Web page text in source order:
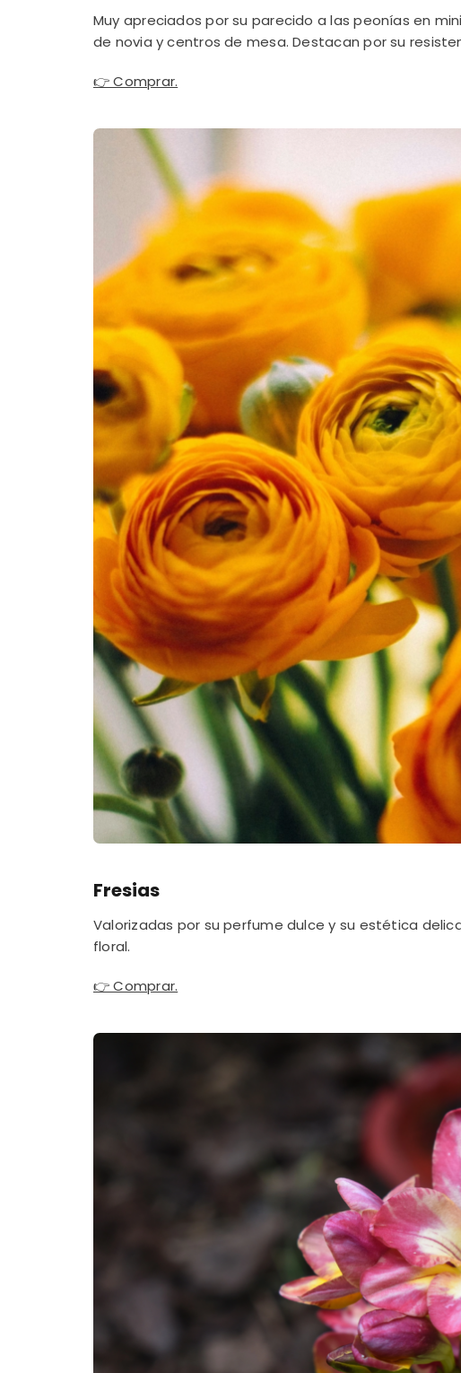
Muy apreciados por su parecido a las peonías en
de novia y centros de mesa. Destacan por su
👉 Comprar.
Fresias
Valorizadas por su perfume dulce y su estética
floral.
👉 Comprar.